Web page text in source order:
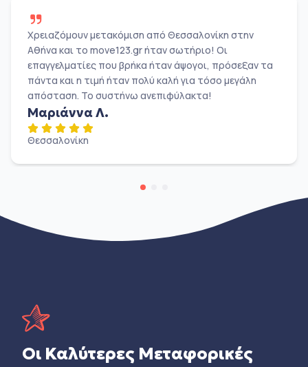
Χρειαζόμουν μετακόμιση από Θεσσαλονίκη στην
Αθήνα και το move123.gr ήταν σωτήριο! Οι
επαγγελματίες που βρήκα ήταν άψογοι, πρόσεξαν τα
πάντα και η τιμή ήταν πολύ καλή για τόσο μεγάλη
απόσταση. Το συστήνω ανεπιφύλακτα!
Μαριάννα Λ.
Θεσσαλονίκη
Οι Καλύτερες Μεταφορικές